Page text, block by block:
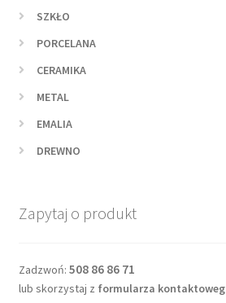
SZKŁO
PORCELANA
CERAMIKA
METAL
EMALIA
DREWNO
Zapytaj o produkt
Zadzwoń: 508 86 86 71
lub skorzystaj z formularza